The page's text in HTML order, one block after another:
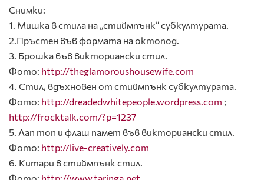
Снимки:
1. Мишка в стила на „стиймпънк” субкултурата.
2.Пръстен във формата на октопод.
3. Брошка във викториански стил.
Фото: http://theglamoroushousewife.com
4. Стил, вдъхновен от стиймпънк субкултурата.
Фото: http://dreadedwhitepeople.wordpress.com ;
http://frocktalk.com/?p=1237
5. Лап топ и флаш памет във викториански стил.
Фото: http://live-creatively.com
6. Китари в стиймпънк стил.